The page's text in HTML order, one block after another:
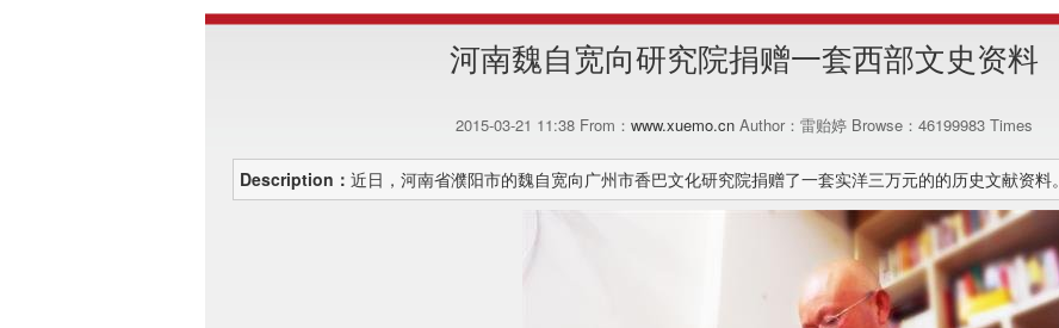
河南魏自宽向研究院捐赠一套西部文史资料
2015-03-21 11:38 From： www.xuemo.cnAuthor：雷贻婷 Browse： 46199983Times
Description： 近日，河南省濮阳市的魏自宽向广州市香巴文化研究院捐赠了一套实洋三万元的的历史文献资料。